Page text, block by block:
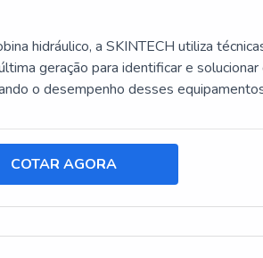
hidráulico, a SKINTECH utiliza
geração para identificar e
o desempenho desses
COTAR AGORA